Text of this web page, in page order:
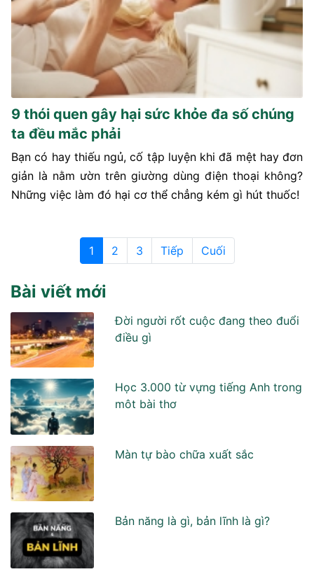
9 thói quen gây hại sức khỏe đa số chúng
ta đều mắc phải
Bạn có hay thiếu ngủ, cố tập luyện khi đã mệt hay đơn
giản là nằm ườn trên giường dùng điện thoại không?
Những việc làm đó hại cơ thể chẳng kém gì hút thuốc!
1 2 3 Tiếp Cuối
Bài viết mới
Đời người rốt cuộc đang theo đuổi
điều gì
Học 3.000 từ vựng tiếng Anh trong
môt bài thơ
Màn tự bào chữa xuất sắc
Bản năng là gì, bản lĩnh là gì?